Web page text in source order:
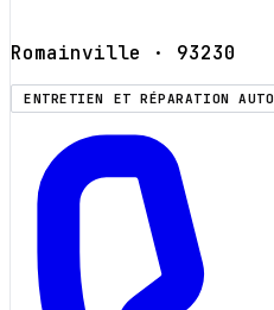
Romainville · 93230
ENTRETIEN ET RÉPARATION AUTO